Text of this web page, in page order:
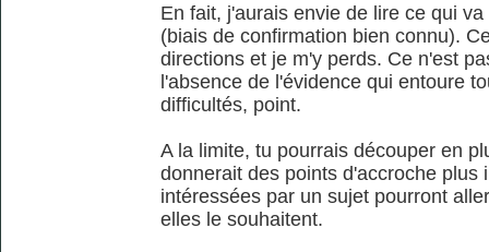
En fait, j'aurais envie de lire ce qui
(biais de confirmation bien connu).
directions et je m'y perds. Ce n'est
l'absence de l'évidence qui entoure
difficultés, point.
A la limite, tu pourrais découper en
donnerait des points d'accroche plus
intéressées par un sujet pourront
elles le souhaitent.